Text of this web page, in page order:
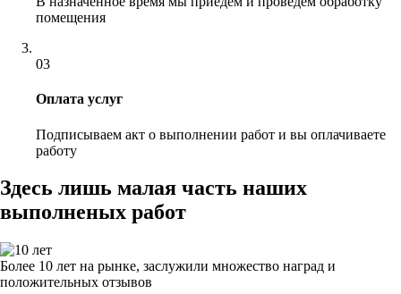
помещения
03
Оплата услуг
Подписываем акт о выполнении работ и вы оплачиваете
работу
Здесь лишь малая часть наших
выполненых работ
Более 10 лет на рынке, заслужили множество наград и
положительных отзывов